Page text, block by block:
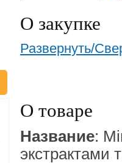
О закупке
Развернуть/
О товаре
Название:
экстрактами